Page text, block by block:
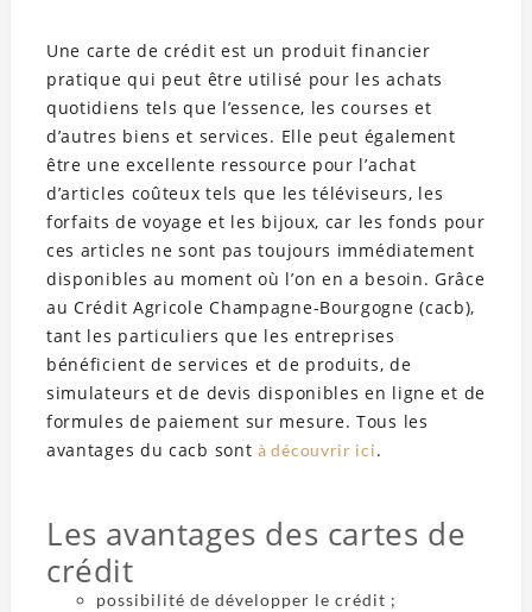
Une carte de crédit est un produit financier
pratique qui peut être utilisé pour les achats
quotidiens tels que l’essence, les courses et
d’autres biens et services. Elle peut également
être une excellente ressource pour l’achat
d’articles coûteux tels que les téléviseurs, les
forfaits de voyage et les bijoux, car les fonds pour
ces articles ne sont pas toujours immédiatement
disponibles au moment où l’on en a besoin. Grâce
au Crédit Agricole Champagne-Bourgogne (cacb),
tant les particuliers que les entreprises
bénéficient de services et de produits, de
simulateurs et de devis disponibles en ligne et de
formules de paiement sur mesure. Tous les
avantages du cacb sontà découvrir ici.
Les avantages des cartes de
crédit
possibilité de développer le crédit ;